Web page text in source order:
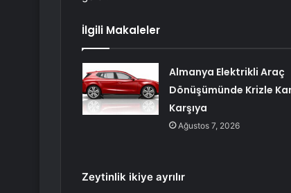
İlgili Makaleler
Almanya Elektrikli Araç
Dönüşümünde Krizle
Karşıya
Ağustos 7, 2026
Zeytinlik ikiye ayrılır